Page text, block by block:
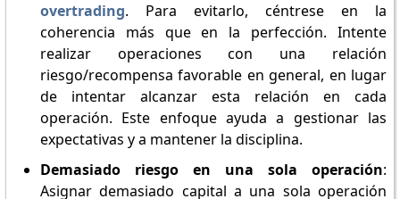
overtrading. Para evitarlo, céntrese en la
coherencia más que en la perfección. Intente
realizar operaciones con una relación
riesgo/recompensa favorable en general, en lugar
de intentar alcanzar esta relación en cada
operación. Este enfoque ayuda a gestionar las
expectativas y a mantener la disciplina.
Demasiado riesgo en una sola operación:
Asignar demasiado capital a una sola operación